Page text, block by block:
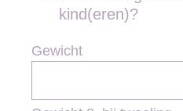
kind(eren)?
Gewicht